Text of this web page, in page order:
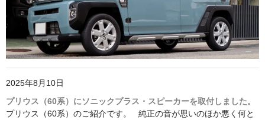
2025年8月10日
プリウス（60系）にソニックプラス・スピーカーを取付しました。
プリウス（60系）のご紹介です。 純正の音が思いのほか悪く何と